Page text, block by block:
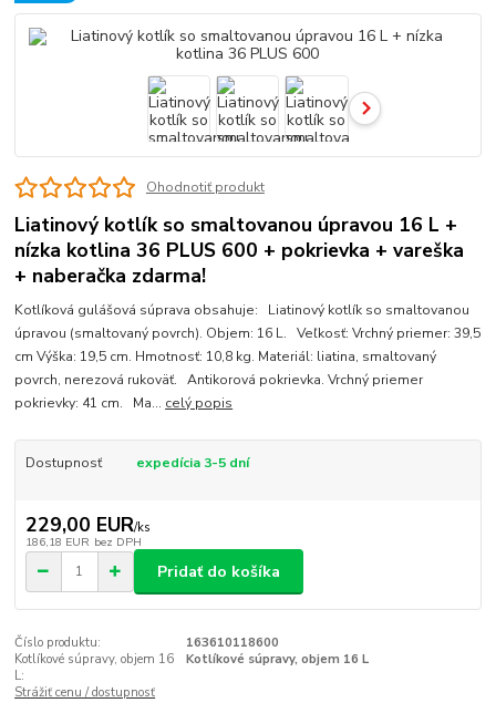
Ohodnotiť produkt
Liatinový kotlík so smaltovanou úpravou 16 L +
nízka kotlina 36 PLUS 600 + pokrievka + vareška
+ naberačka zdarma!
Kotlíková gulášová súprava obsahuje: Liatinový kotlík so smaltovanou
úpravou (smaltovaný povrch). Objem: 16 L. Veľkosť: Vrchný priemer: 39,5
cm Výška: 19,5 cm. Hmotnosť: 10,8 kg. Materiál: liatina, smaltovaný
povrch, nerezová rukoväť. Antikorová pokrievka. Vrchný priemer
pokrievky: 41 cm. Ma... celý popis
Dostupnosť expedícia 3-5 dní
229,00 EUR/ks
186,18 EUR bez DPH
Pridať do košíka
Číslo produktu:
163610118600
Kotlíkové súpravy, objem 16
L:
Kotlíkové súpravy, objem 16 L
Strážiť cenu / dostupnosť